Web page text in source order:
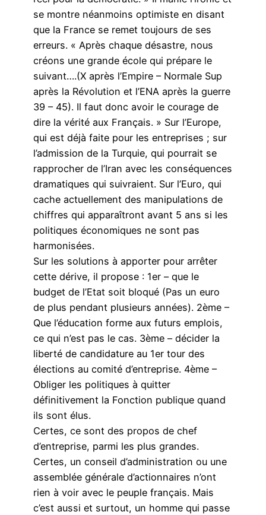
se montre néanmoins optimiste en disant
que la France se remet toujours de ses
erreurs. « Après chaque désastre, nous
créons une grande école qui prépare le
suivant….(X après l’Empire – Normale Sup
après la Révolution et l’ENA après la guerre
39 – 45). Il faut donc avoir le courage de
dire la vérité aux Français. » Sur l’Europe,
qui est déjà faite pour les entreprises ; sur
l’admission de la Turquie, qui pourrait se
rapprocher de l’Iran avec les conséquences
dramatiques qui suivraient. Sur l’Euro, qui
cache actuellement des manipulations de
chiffres qui apparaîtront avant 5 ans si les
politiques économiques ne sont pas
harmonisées.
Sur les solutions à apporter pour arrêter
cette dérive, il propose : 1er – que le
budget de l’Etat soit bloqué (Pas un euro
de plus pendant plusieurs années). 2ème –
Que l’éducation forme aux futurs emplois,
ce qui n’est pas le cas. 3ème – décider la
liberté de candidature au 1er tour des
élections au comité d’entreprise. 4ème –
Obliger les politiques à quitter
définitivement la Fonction publique quand
ils sont élus.
Certes, ce sont des propos de chef
d’entreprise, parmi les plus grandes.
Certes, un conseil d’administration ou une
assemblée générale d’actionnaires n’ont
rien à voir avec le peuple français. Mais
c’est aussi et surtout, un homme qui passe